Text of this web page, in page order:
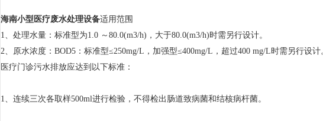
海南小型医疗废水处理设备适用范围
1、处理水量：标准型为1.0 ～80.0(m3/h)，大于80.0(m3/h)时需另行设计。
2、原水浓度：BOD5：标准型≤250mg/L，加强型≤400mg/L，超过400 mg/L时需另行设计
医疗门诊污水排放应达到以下标准：
1、连续三次各取样500ml进行检验，不得检出肠道致病菌和结核病杆菌。